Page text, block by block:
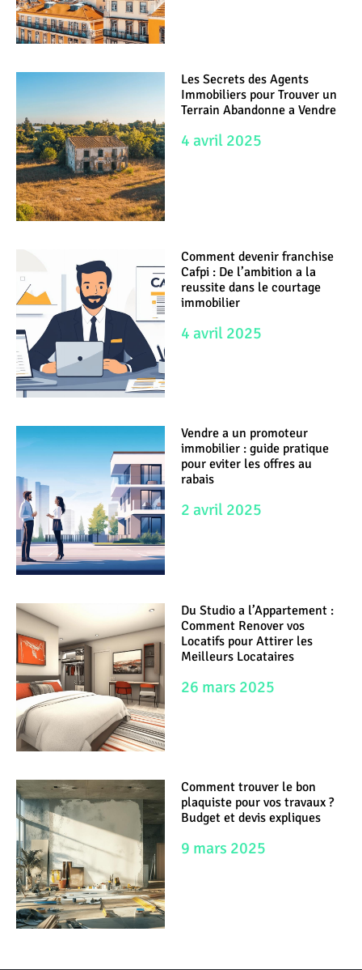
Les Secrets des Agents
Immobiliers pour Trouver un
Terrain Abandonne a Vendre
4 avril 2025
Comment devenir franchise
Cafpi : De l’ambition a la
reussite dans le courtage
immobilier
4 avril 2025
Vendre a un promoteur
immobilier : guide pratique
pour eviter les offres au
rabais
2 avril 2025
Du Studio a l’Appartement :
Comment Renover vos
Locatifs pour Attirer les
Meilleurs Locataires
26 mars 2025
Comment trouver le bon
plaquiste pour vos travaux ?
Budget et devis expliques
9 mars 2025